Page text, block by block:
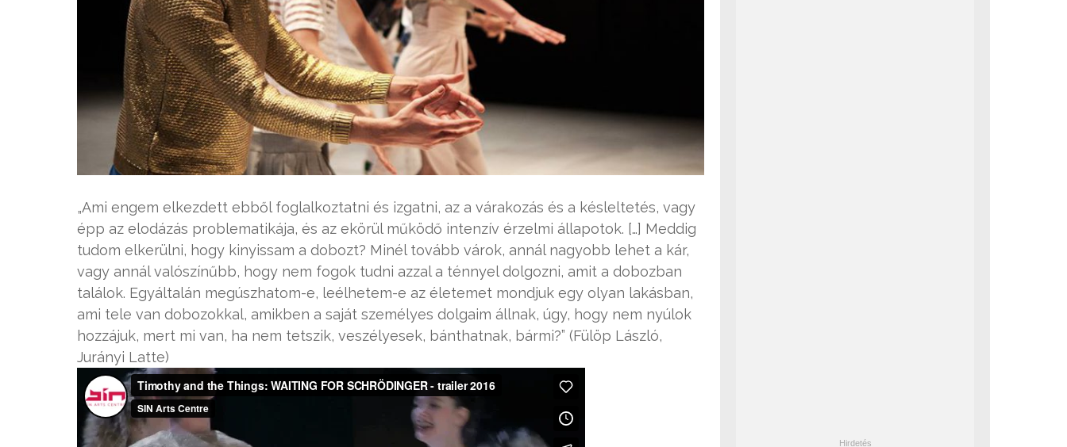
„Ami engem elkezdett ebből foglalkoztatni és izgatni, az a várakozás és a késleltetés, vagy
épp az elodázás problematikája, és az ekörül működő intenzív érzelmi állapotok. […] Meddig
tudom elkerülni, hogy kinyissam a dobozt? Minél tovább várok, annál nagyobb lehet a kár,
vagy annál valószínűbb, hogy nem fogok tudni azzal a ténnyel dolgozni, amit a dobozban
találok. Egyáltalán megúszhatom-e, leélhetem-e az életemet mondjuk egy olyan lakásban,
ami tele van dobozokkal, amikben a saját személyes dolgaim állnak, úgy, hogy nem nyúlok
hozzájuk, mert mi van, ha nem tetszik, veszélyesek, bánthatnak, bármi?” (Fülöp László,
Jurányi Latte)